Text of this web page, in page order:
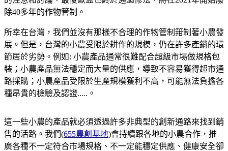
除40多年的作物管制。
所幸在台灣，我們並沒有那樣不合理的作物管制箝制著小農發
展。但是，台灣的小農受限於耕作的規模，仍在許多產銷的環
節居於劣勢。例如: 小農產品通常很難配合超級市場做規格包
裝；小農產品無法穩定而大量的供應，導致不容易獲得超市通
路採購；小農產品受限於生產規模獲利不高，可能無法負擔各
種昂貴的檢驗及認證.....。
這一些小農的產品就必須透過許多非典型的創新通路來找到銷
售的活路。我們(655農創基地)會持續跟各地的小農合作，推
廣各種不一定符合市場規格、不一定能穩定供應、健康安全卻